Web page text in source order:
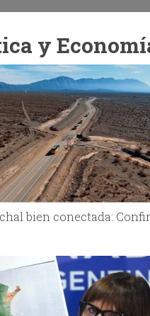
y
bien conectada: